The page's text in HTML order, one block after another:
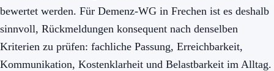
bewertet werden. Für Demenz-WG in Frechen ist es deshalb
sinnvoll, Rückmeldungen konsequent nach denselben
Kriterien zu prüfen: fachliche Passung, Erreichbarkeit,
Kommunikation, Kostenklarheit und Belastbarkeit im Alltag.